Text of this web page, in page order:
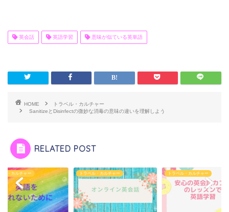
英会話 英語学習 意味が似ている英単語
HOME
トラベル・カルチャー
SanitizeとDisinfectの微妙な消毒の意味の違いを理解しよう
RELATED POST
ル・カルチャー トラベル・カルチャー トラベル・カルチャー